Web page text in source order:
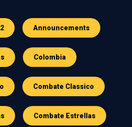
Announcements
Colombia
Combate Classico
Combate Estrellas